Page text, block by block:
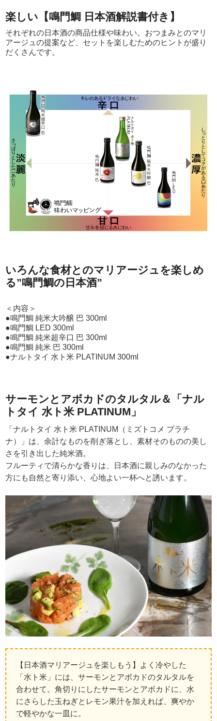
楽しい【鳴門鯛 日本酒解説書付き】
それぞれの日本酒の商品仕様や味わい。おつまみとのマリ
アージュの提案など、セットを楽しむためのヒントが盛り
だくさんです。
いろんな食材とのマリアージュを楽しめ
る”鳴門鯛の日本酒”
＜内容＞
●鳴門鯛 純米大吟醸 巴 300ml
●鳴門鯛 LED 300ml
●鳴門鯛 純米超辛口 巴 300ml
●鳴門鯛 純米 巴 300ml
●ナルトタイ 水ト米 PLATINUM 300ml
サーモンとアボカドのタルタル＆「ナル
トタイ 水ト米 PLATINUM」
「ナルトタイ 水ト米 PLATINUM（ミズトコメ プラチ
ナ）」は、余計なものを削ぎ落とし、素材そのものの美し
さを引き出した純米酒。
フルーティで清らかな香りは、日本酒に親しみのなかった
方にも自然と寄り添い、心地よい一杯へと誘います。
【日本酒マリアージュを楽しもう】よく冷やした
「水ト米」には、サーモンとアボカドのタルタルを
合わせて。角切りにしたサーモンとアボカドに、水
にさらした玉ねぎとレモン果汁を加えれば、爽やか
で軽やかな一皿に。